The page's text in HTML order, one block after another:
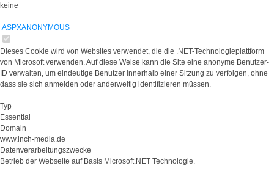
keine
.ASPXANONYMOUS
Dieses Cookie wird von Websites verwendet, die die .NET-Technologieplattform
von Microsoft verwenden. Auf diese Weise kann die Site eine anonyme Benutzer-
ID verwalten, um eindeutige Benutzer innerhalb einer Sitzung zu verfolgen, ohne
dass sie sich anmelden oder anderweitig identifizieren müssen.
Typ
Essential
Domain
www.inch-media.de
Datenverarbeitungszwecke
Betrieb der Webseite auf Basis Microsoft.NET Technologie.